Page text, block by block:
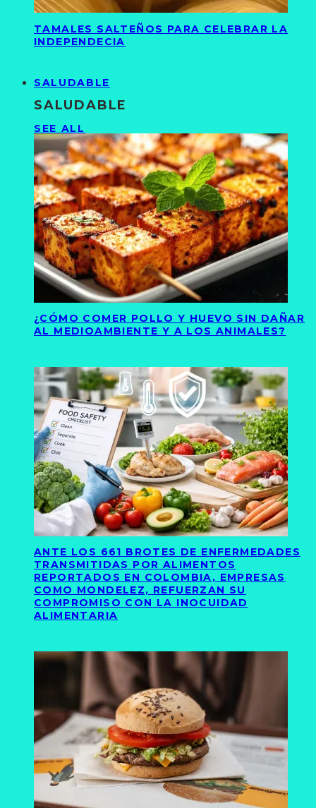
TAMALES SALTEÑOS PARA CELEBRAR LA
INDEPENDECIA
SALUDABLE
SALUDABLE
SEE ALL
¿CÓMO COMER POLLO Y HUEVO SIN DAÑAR
AL MEDIOAMBIENTE Y A LOS ANIMALES?
ANTE LOS 661 BROTES DE ENFERMEDADES
TRANSMITIDAS POR ALIMENTOS
REPORTADOS EN COLOMBIA, EMPRESAS
COMO MONDELEZ, REFUERZAN SU
COMPROMISO CON LA INOCUIDAD
ALIMENTARIA